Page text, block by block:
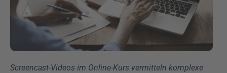
Screencast-Videos im Online-Kurs vermitteln komplexe